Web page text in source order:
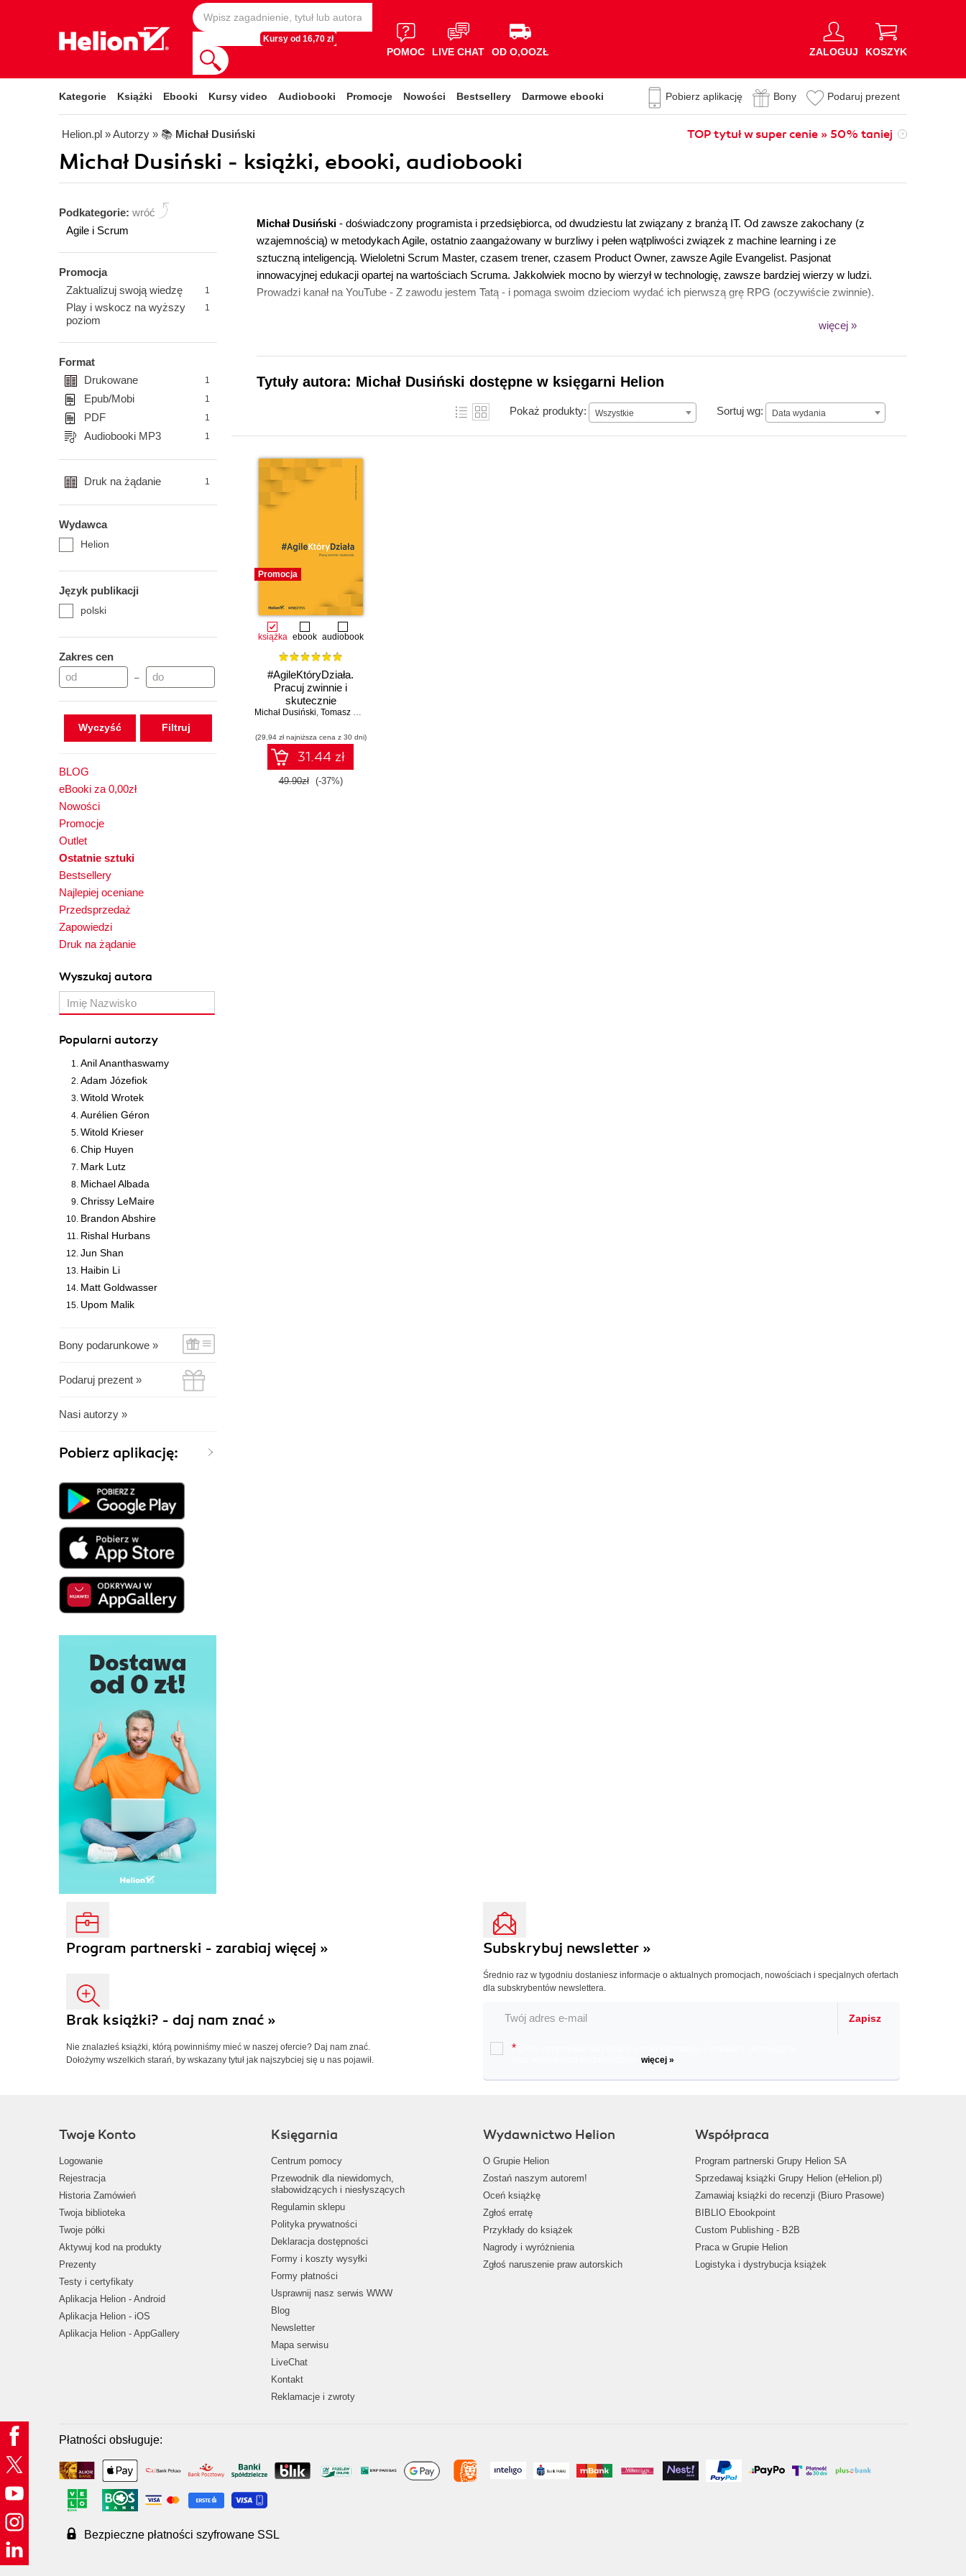
Kursy od 16,70 zł
POMOC LIVE CHAT OD O,OOZŁ ZALOGUJ KOSZYK
Kategorie Książki Ebooki Kursy video Audiobooki Promocje Nowości Bestsellery Darmowe ebooki Pobierz aplikację Bony Podaruj prezent
Helion.pl » Autorzy » 📚 Michał Dusiński TOP tytuł w super cenie » 50% taniej
Michał Dusiński - książki, ebooki, audiobooki
Podkategorie: wróć
Agile i Scrum
Promocja
Zaktualizuj swoją wiedzę
1
Play i wskocz na wyższy
poziom
1
Format
Drukowane
1
Epub/Mobi 1
PDF 1
Audiobooki MP3 1
Druk na żądanie 1
Wydawca
Helion
Język publikacji
polski
Zakres cen
–
Wyczyść
BLOG
eBooki za 0,00zł
Nowości
Promocje
Outlet
Ostatnie sztuki
Bestsellery
Najlepiej oceniane
Przedsprzedaż
Zapowiedzi
Druk na żądanie
Wyszukaj autora
Popularni autorzy
Anil Ananthaswamy
Adam Józefiok
Witold Wrotek
Aurélien Géron
Witold Krieser
Chip Huyen
Mark Lutz
Michael Albada
Chrissy LeMaire
Brandon Abshire
Rishal Hurbans
Jun Shan
Haibin Li
Matt Goldwasser
Upom Malik
Bony podarunkowe »
Podaruj prezent »
Nasi autorzy »
Pobierz aplikację:
Michał Dusiński - doświadczony programista i przedsiębiorca, od dwudziestu lat związany z branżą IT. Od zawsze zakochany (z
wzajemnością) w metodykach Agile, ostatnio zaangażowany w burzliwy i pełen wątpliwości związek z machine learning i ze
sztuczną inteligencją. Wieloletni Scrum Master, czasem trener, czasem Product Owner, zawsze Agile Evangelist. Pasjonat
innowacyjnej edukacji opartej na wartościach Scruma. Jakkolwiek mocno by wierzył w technologię, zawsze bardziej wierzy w ludzi.
Prowadzi kanał na YouTube - Z zawodu jestem Tatą - i pomaga swoim dzieciom wydać ich pierwszą grę RPG (oczywiście zwinnie).
więcej »
Tytuły autora: Michał Dusiński dostępne w księgarni Helion
Pokaż produkty: Wszystkie Sortuj wg: Data wydania
Data wydania
Promocja
książka ebook audiobook
#AgileKtóryDziała.
Pracuj zwinnie i
skutecznie
Michał Dusiński, Tomasz Borowiec
(29,94 zł najniższa cena z 30 dni)
31.44 zł
49.90zł (-37%)
Program partnerski - zarabiaj więcej »
Brak książki? - daj nam znać »
Nie znalazłeś książki, którą powinniśmy mieć w naszej ofercie? Daj nam znać.
Dołożymy wszelkich starań, by wskazany tytuł jak najszybciej się u nas pojawił.
Subskrybuj newsletter »
Średnio raz w tygodniu dostaniesz informacje o aktualnych promocjach, nowościach i specjalnych ofertach
dla subskrybentów newslettera.
Zapisz
*
więcej »
Twoje Konto
Logowanie
Rejestracja
Historia Zamówień
Twoja biblioteka
Twoje półki
Aktywuj kod na produkty
Prezenty
Testy i certyfikaty
Aplikacja Helion - Android
Aplikacja Helion - iOS
Aplikacja Helion - AppGallery
Księgarnia
Centrum pomocy
Przewodnik dla niewidomych,
słabowidzących i niesłyszących
Regulamin sklepu
Polityka prywatności
Deklaracja dostępności
Formy i koszty wysyłki
Formy płatności
Usprawnij nasz serwis WWW
Blog
Newsletter
Mapa serwisu
LiveChat
Kontakt
Reklamacje i zwroty
Wydawnictwo Helion
O Grupie Helion
Zostań naszym autorem!
Oceń książkę
Zgłoś erratę
Przykłady do książek
Nagrody i wyróżnienia
Zgłoś naruszenie praw autorskich
Współpraca
Program partnerski Grupy Helion SA
Sprzedawaj książki Grupy Helion (eHelion.pl)
Zamawiaj książki do recenzji (Biuro Prasowe)
BIBLIO Ebookpoint
Custom Publishing - B2B
Praca w Grupie Helion
Logistyka i dystrybucja książek
Płatności obsługuje:
Bezpieczne płatności szyfrowane SSL